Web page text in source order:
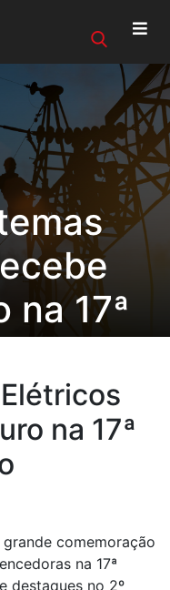
na 17ª
RS
na 17ª
comemoração
na 17ª
destaques no 2º